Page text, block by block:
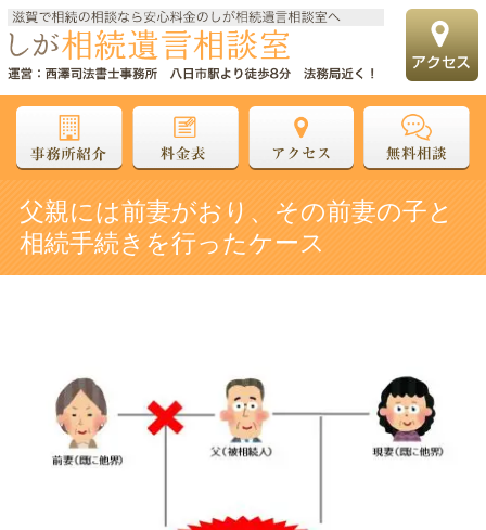
父親には前妻がおり、その前妻の子と
相続手続きを行ったケース